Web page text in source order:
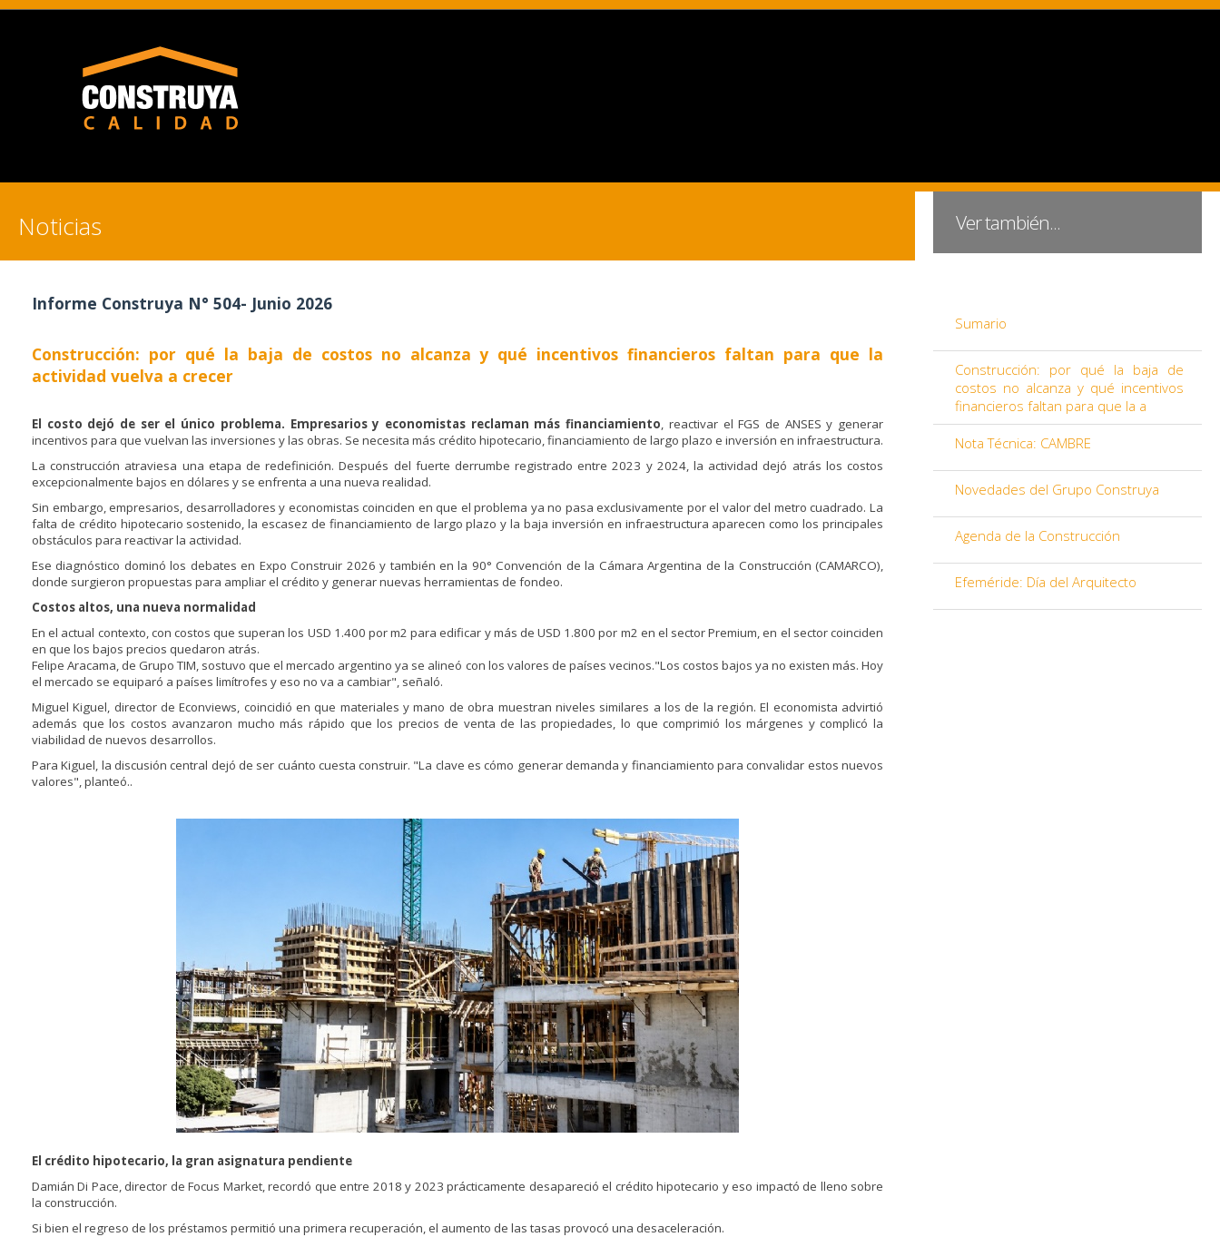
Noticias
Informe Construya N° 504- Junio 2026
Construcción: por qué la baja de costos no alcanza y qué incentivos financieros faltan para que la
actividad vuelva a crecer
El costo dejó de ser el único problema. Empresarios y economistas reclaman más financiamiento, reactivar el FGS de ANSES y generar
incentivos para que vuelvan las inversiones y las obras. Se necesita más crédito hipotecario, financiamiento de largo plazo e inversión en infraestructura.
La construcción atraviesa una etapa de redefinición. Después del fuerte derrumbe registrado entre 2023 y 2024, la actividad dejó atrás los costos
excepcionalmente bajos en dólares y se enfrenta a una nueva realidad.
Sin embargo, empresarios, desarrolladores y economistas coinciden en que el problema ya no pasa exclusivamente por el valor del metro cuadrado. La
falta de crédito hipotecario sostenido, la escasez de financiamiento de largo plazo y la baja inversión en infraestructura aparecen como los principales
obstáculos para reactivar la actividad.
Ese diagnóstico dominó los debates en Expo Construir 2026 y también en la 90° Convención de la Cámara Argentina de la Construcción (CAMARCO),
donde surgieron propuestas para ampliar el crédito y generar nuevas herramientas de fondeo.
Costos altos, una nueva normalidad
En el actual contexto, con costos que superan los USD 1.400 por m2 para edificar y más de USD 1.800 por m2 en el sector Premium, en el sector coinciden
en que los bajos precios quedaron atrás.
Felipe Aracama, de Grupo TIM, sostuvo que el mercado argentino ya se alineó con los valores de países vecinos."Los costos bajos ya no existen más. Hoy
el mercado se equiparó a países limítrofes y eso no va a cambiar", señaló.
Miguel Kiguel, director de Econviews, coincidió en que materiales y mano de obra muestran niveles similares a los de la región. El economista advirtió
además que los costos avanzaron mucho más rápido que los precios de venta de las propiedades, lo que comprimió los márgenes y complicó la
viabilidad de nuevos desarrollos.
Para Kiguel, la discusión central dejó de ser cuánto cuesta construir. "La clave es cómo generar demanda y financiamiento para convalidar estos nuevos
valores", planteó..
El crédito hipotecario, la gran asignatura pendiente
Damián Di Pace, director de Focus Market, recordó que entre 2018 y 2023 prácticamente desapareció el crédito hipotecario y eso impactó de lleno sobre
la construcción.
Si bien el regreso de los préstamos permitió una primera recuperación, el aumento de las tasas provocó una desaceleración.
Ver también...
Sumario
Construcción: por qué la baja de
costos no alcanza y qué incentivos
financieros faltan para que la a
Nota Técnica: CAMBRE
Novedades del Grupo Construya
Agenda de la Construcción
Efeméride: Día del Arquitecto